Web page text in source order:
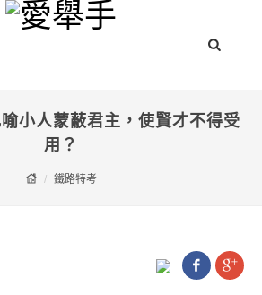
小人蒙蔽君主，使賢才不得受
用？
鐵路特考